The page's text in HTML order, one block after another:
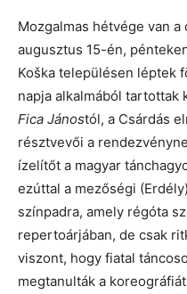
Mozgalmas hétvége van
augusztus 15-én,
Koška településen léptek
napja alkalmából tartottak
Fica Jánostól, a Csárdás
résztvevői a
ízelítőt a magyar
ezúttal a mezőségi
színpadra, amely régóta
repertoárjában, de csak
viszont, hogy fiatal
megtanulták a